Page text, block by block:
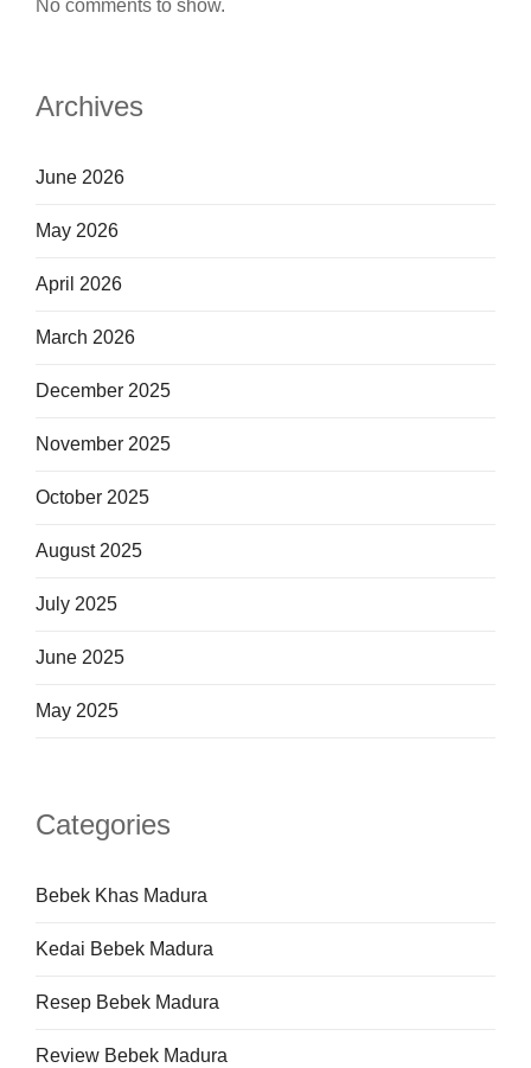
No comments to show.
Archives
June 2026
May 2026
April 2026
March 2026
December 2025
November 2025
October 2025
August 2025
July 2025
June 2025
May 2025
Categories
Bebek Khas Madura
Kedai Bebek Madura
Resep Bebek Madura
Review Bebek Madura